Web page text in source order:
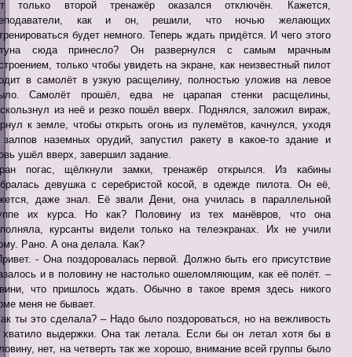
только второй тренажёр оказался отключён. Кажется,
как и он, решили, что ночью желающих
будет немного. Теперь ждать придётся. И чего этого
сюда принесло? Он развернулся с самым мрачным
только чтобы увидеть на экране, как неизвестный пилот
в самолёт в узкую расщелину, полностью уложив на левое
Самолёт прошёл, едва не царапая стенки расщелины,
из неё и резко пошёл вверх. Поднялся, заложил вираж,
к земле, чтобы открыть огонь из пулемётов, качнулся, уходя
залпов наземных орудий, запустил ракету в какое-то здание и
ушёл вверх, завершил задание.
погас, щёлкнули замки, тренажёр открылся. Из кабины
девушка с серебристой косой, в одежде пилота. Он её,
даже знал. Её звали Дени, она училась в параллельной
их курса. Но как? Половину из тех манёвров, что она
курсанты видели только на телеэкранах. Их не учили
Рано. А она делала. Как?
- Она поздоровалась первой. Должно быть его присутствие
и в половину не настолько ошеломляющим, как её полёт. –
что пришлось ждать. Обычно в такое время здесь никого
меня не бывает.
ты это сделала? – Надо было поздороваться, но на вежливость
хватило выдержки. Она так летала. Если бы он летал хотя бы в
нет, на четверть так же хорошо, внимание всей группы было